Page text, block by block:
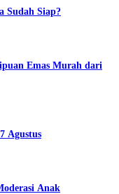
Sudah Siap?
Emas Murah dari
Agustus
Anak